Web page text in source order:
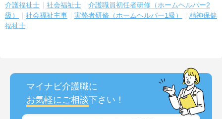
介護福祉士 社会福祉士
介護職員初任者研修（ホームヘルパー2
級）
社会福祉主事 実務者研修（ホームヘルパー1級）
精神保健
福祉士
マイナビ介護職に
お気軽にご相談下さい！